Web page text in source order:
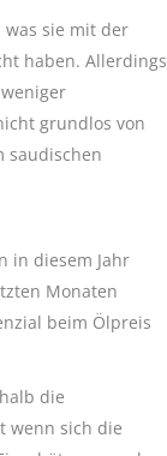
was sie mit der
haben. Allerdings
grundlos von
saudischen
in diesem Jahr
Monaten
beim Ölpreis
die
wenn sich die